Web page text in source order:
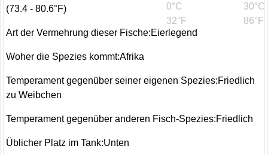
0°C
32°F
30°C
86°F
(73.4 - 80.6°F)
Art der Vermehrung dieser Fische:Eierlegend
Woher die Spezies kommt:Afrika
Temperament gegenüber seiner eigenen Spezies:Friedlich
zu Weibchen
Temperament gegenüber anderen Fisch-Spezies:Friedlich
Üblicher Platz im Tank:Unten